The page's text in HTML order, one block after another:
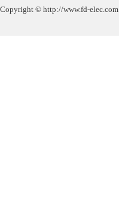
Copyright © http://www.fd-elec.com